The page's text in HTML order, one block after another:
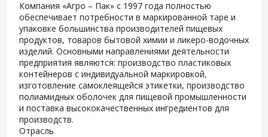
Компания «Агро – Пак» с 1997 года полностью
обеспечивает потребности в маркированной таре и
упаковке большинства производителей пищевых
продуктов, товаров бытовой химии и ликеро-водочных
изделий. Основными направлениями деятельности
предприятия являются: производство пластиковых
контейнеров с индивидуальной маркировкой,
изготовление самоклеящейся этикетки, производство
полиамидных оболочек для пищевой промышленности
и поставка высококачественных ингредиентов для
производств.
Отрасль